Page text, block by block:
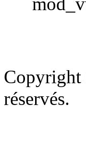
Copyright
réservés.